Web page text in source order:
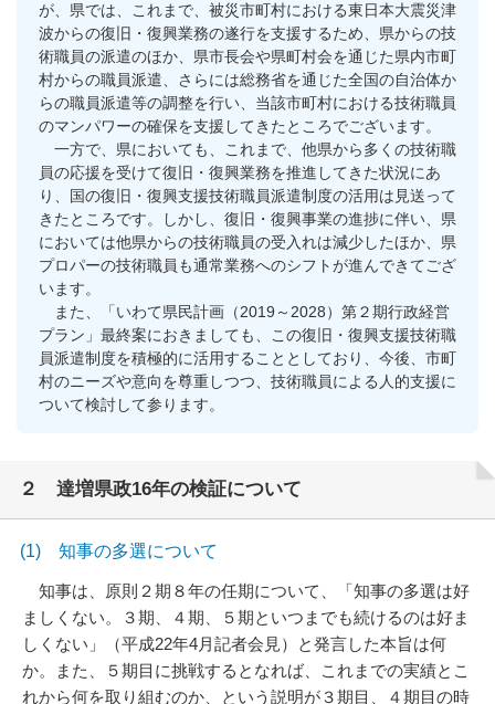
が、県では、これまで、被災市町村における東日本大震災津
波からの復旧・復興業務の遂行を支援するため、県からの技
術職員の派遣のほか、県市長会や県町村会を通じた県内市町
村からの職員派遣、さらには総務省を通じた全国の自治体か
らの職員派遣等の調整を行い、当該市町村における技術職員
のマンパワーの確保を支援してきたところでございます。
一方で、県においても、これまで、他県から多くの技術職
員の応援を受けて復旧・復興業務を推進してきた状況にあ
り、国の復旧・復興支援技術職員派遣制度の活用は見送って
きたところです。しかし、復旧・復興事業の進捗に伴い、県
においては他県からの技術職員の受入れは減少したほか、県
プロパーの技術職員も通常業務へのシフトが進んできてござ
います。
また、「いわて県民計画（2019～2028）第２期行政経営
プラン」最終案におきましても、この復旧・復興支援技術職
員派遣制度を積極的に活用することとしており、今後、市町
村のニーズや意向を尊重しつつ、技術職員による人的支援に
ついて検討して参ります。
２ 達増県政16年の検証について
(1) 知事の多選について
知事は、原則２期８年の任期について、「知事の多選は好
ましくない。３期、４期、５期といつまでも続けるのは好ま
しくない」（平成22年4月記者会見）と発言した本旨は何
か。また、５期目に挑戦するとなれば、これまでの実績とこ
れから何を取り組むのか、という説明が３期目、４期目の時